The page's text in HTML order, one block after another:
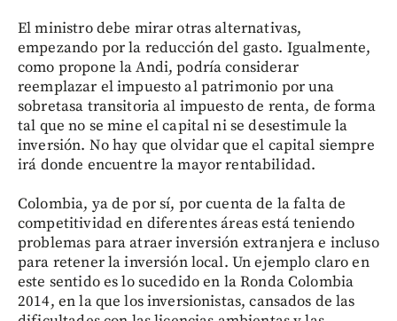
El ministro debe mirar otras alternativas,
empezando por la reducción del gasto. Igualmente,
como propone la Andi, podría considerar
reemplazar el impuesto al patrimonio por una
sobretasa transitoria al impuesto de renta, de forma
tal que no se mine el capital ni se desestimule la
inversión. No hay que olvidar que el capital siempre
irá donde encuentre la mayor rentabilidad.
Colombia, ya de por sí, por cuenta de la falta de
competitividad en diferentes áreas está teniendo
problemas para atraer inversión extranjera e incluso
para retener la inversión local. Un ejemplo claro en
este sentido es lo sucedido en la Ronda Colombia
2014, en la que los inversionistas, cansados de las